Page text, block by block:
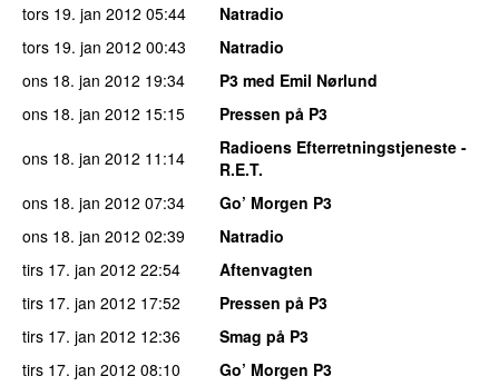
tors 19. jan 2012 05:44
Natradio
tors 19. jan 2012 00:43
Natradio
ons 18. jan 2012 19:34
P3 med Emil Nørlund
ons 18. jan 2012 15:15
Pressen på P3
ons 18. jan 2012 11:14
Radioens Efterretningstjeneste -
R.E.T.
ons 18. jan 2012 07:34
Go’ Morgen P3
ons 18. jan 2012 02:39
Natradio
tirs 17. jan 2012 22:54
Aftenvagten
tirs 17. jan 2012 17:52
Pressen på P3
tirs 17. jan 2012 12:36
Smag på P3
tirs 17. jan 2012 08:10
Go’ Morgen P3